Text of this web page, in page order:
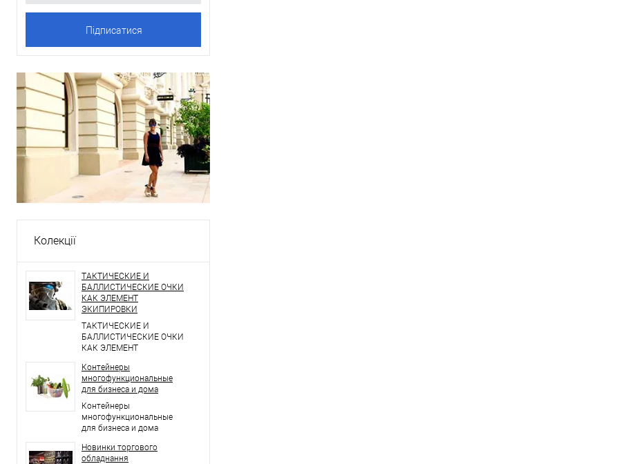
Колекції
ТАКТИЧЕСКИЕ И
БАЛЛИСТИЧЕСКИЕ ОЧКИ
КАК ЭЛЕМЕНТ
ЭКИПИРОВКИ
ТАКТИЧЕСКИЕ И
БАЛЛИСТИЧЕСКИЕ ОЧКИ
КАК ЭЛЕМЕНТ
Контейнеры
многофункциональные
для бизнеса и дома
Контейнеры
многофункциональные
для бизнеса и дома
Новинки торгового
обладнання